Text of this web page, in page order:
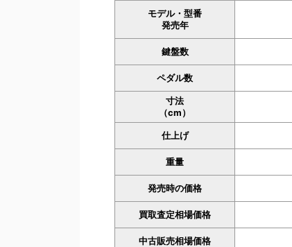
モデル・型番
発売年
鍵盤数
ペダル数
寸法
（cm）
仕上げ
重量
発売時の価格
買取査定相場価格
中古販売相場価格